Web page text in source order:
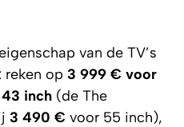
van de TV’s
reken op 3 999 € voor
inch (de The
3 490 € voor 55 inch),